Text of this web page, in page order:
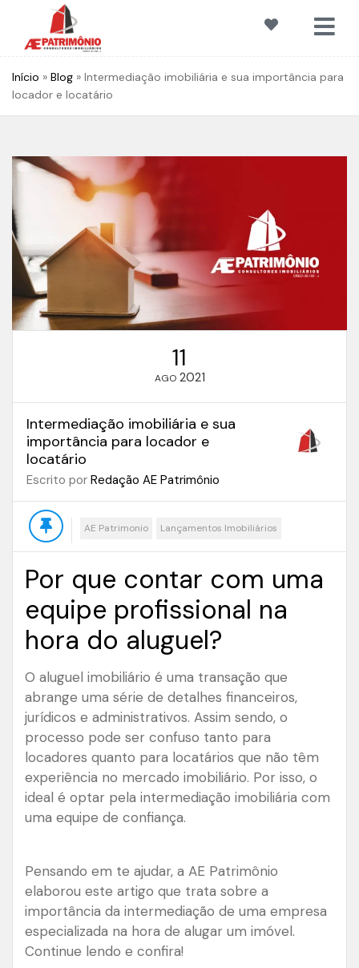
Início » Blog » Intermediação imobiliária e sua importância para
locador e locatário
11
AGO 2021
Intermediação imobiliária e sua
importância para locador e
locatário
Escrito por Redação AE Patrimônio
AE Patrimonio Lançamentos Imobiliários
Por que contar com uma
equipe profissional na
hora do aluguel?
O aluguel imobiliário é uma transação que
abrange uma série de detalhes financeiros,
jurídicos e administrativos. Assim sendo, o
processo pode ser confuso tanto para
locadores quanto para locatários que não têm
experiência no mercado imobiliário. Por isso, o
ideal é optar pela intermediação imobiliária com
uma equipe de confiança.
Pensando em te ajudar, a AE Patrimônio
elaborou este artigo que trata sobre a
importância da intermediação de uma empresa
especializada na hora de alugar um imóvel.
Continue lendo e confira!